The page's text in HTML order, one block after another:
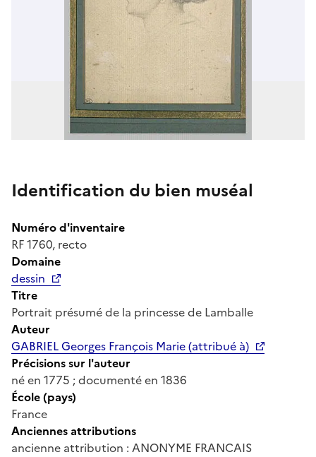
Identification du bien muséal
Numéro d'inventaire
RF 1760, recto
Domaine
dessin
Titre
Portrait présumé de la princesse de Lamballe
Auteur
GABRIEL Georges François Marie (attribué à)
Précisions sur l'auteur
né en 1775 ; documenté en 1836
École (pays)
France
Anciennes attributions
ancienne attribution : ANONYME FRANCAIS